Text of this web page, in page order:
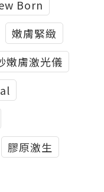
Born
嫩膚緊緻
嫩膚激光儀
膠原激生